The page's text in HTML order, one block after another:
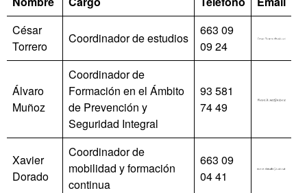
César
Torrero
Coordinador de estudios
663 09
09 24
Álvaro
Muñoz
Coordinador de
Formación en el Ámbito
de Prevención y
Seguridad Integral
93 581
74 49
Xavier
Dorado
Coordinador de
mobilidad y formación
continua
663 09
04 41